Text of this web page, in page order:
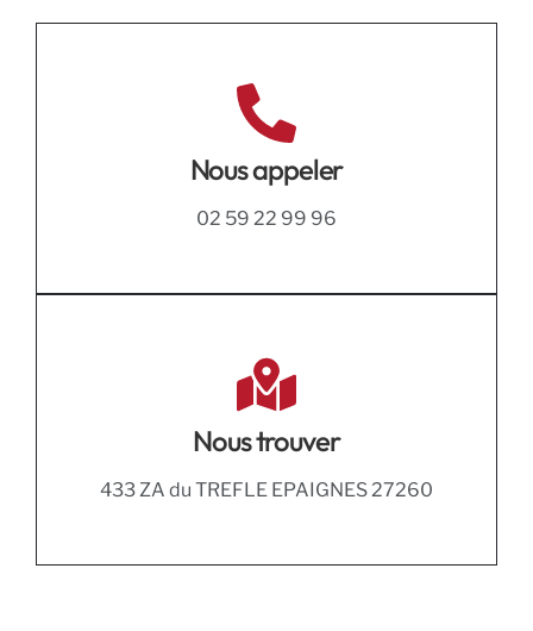
Nous appeler
02 59 22 99 96
Nous trouver
433 ZA du TREFLE EPAIGNES 27260